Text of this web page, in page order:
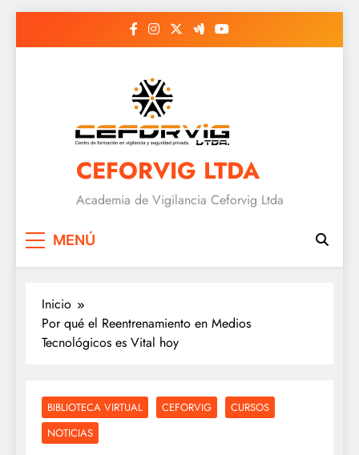
CEFORVIG LTDA
Academia de Vigilancia Ceforvig Ltda
MENÚ
Inicio
Por qué el Reentrenamiento en Medios
Tecnológicos es Vital hoy
BIBLIOTECA VIRTUAL CEFORVIG
CURSOS
NOTICIAS